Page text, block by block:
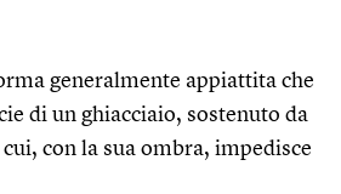
generalmente appiattita che
di un ghiacciaio, sostenuto da
con la sua ombra, impedisce